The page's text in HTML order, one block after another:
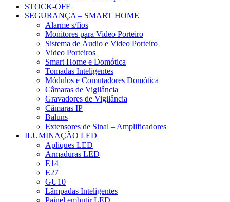
STOCK-OFF
SEGURANÇA – SMART HOME
Alarme s/fios
Monitores para Video Porteiro
Sistema de Áudio e Video Porteiro
Video Porteiros
Smart Home e Domótica
Tomadas Inteligentes
Módulos e Comutadores Domótica
Câmaras de Vigilância
Gravadores de Vigilância
Câmaras IP
Baluns
Extensores de Sinal – Amplificadores
ILUMINAÇÃO LED
Apliques LED
Armaduras LED
E14
E27
GU10
Lâmpadas Inteligentes